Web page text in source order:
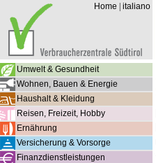
Home italiano
Umwelt & Gesundheit
Wohnen, Bauen & Energie
Haushalt & Kleidung
Reisen, Freizeit, Hobby
Ernährung
Versicherung & Vorsorge
Finanzdienstleistungen